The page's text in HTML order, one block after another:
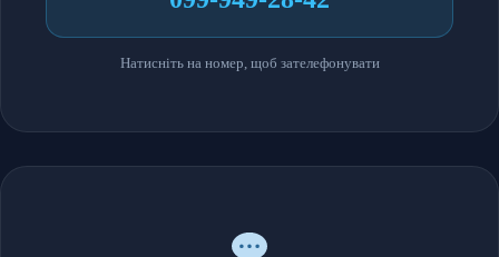
Натисніть на номер, щоб зателефонувати